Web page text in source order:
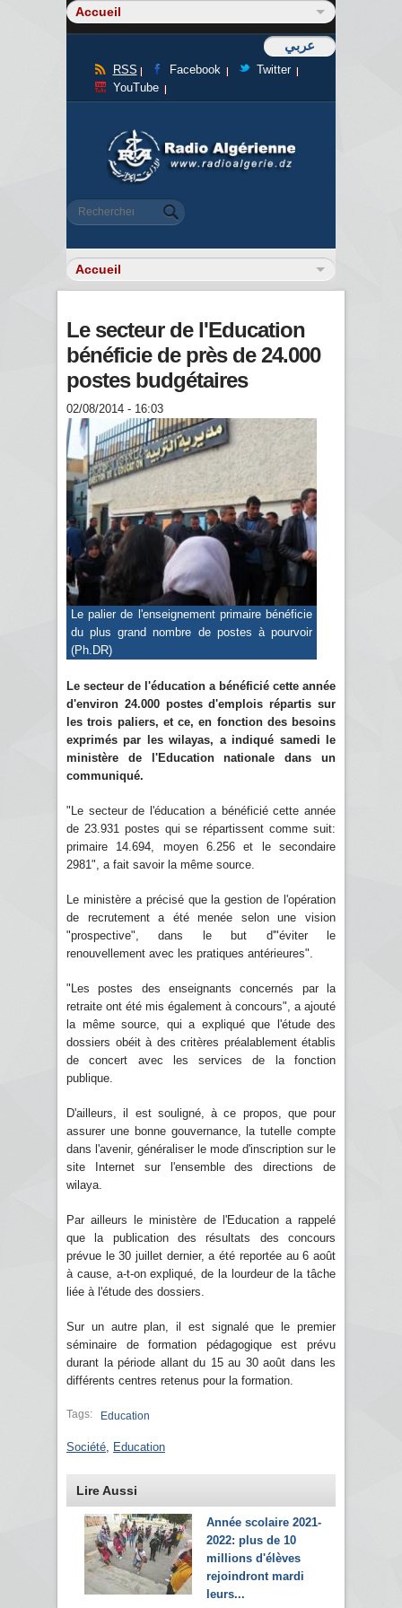
عربي
RSS Facebook
Twitter
YouTube
Formulaire de recherche
Rechercher
Le secteur de l'Education
bénéficie de près de 24.000
postes budgétaires
02/08/2014 - 16:03
Le palier de l'enseignement primaire bénéficie
du plus grand nombre de postes à pourvoir
(Ph.DR)
Le secteur de l'éducation a bénéficié cette année
d'environ 24.000 postes d'emplois répartis sur
les trois paliers, et ce, en fonction des besoins
exprimés par les wilayas, a indiqué samedi le
ministère de l'Education nationale dans un
communiqué.
"Le secteur de l'éducation a bénéficié cette année
de 23.931 postes qui se répartissent comme suit:
primaire 14.694, moyen 6.256 et le secondaire
2981", a fait savoir la même source.
Le ministère a précisé que la gestion de l'opération
de recrutement a été menée selon une vision
"prospective", dans le but d'"éviter le
renouvellement avec les pratiques antérieures".
"Les postes des enseignants concernés par la
retraite ont été mis également à concours", a ajouté
la même source, qui a expliqué que l'étude des
dossiers obéit à des critères préalablement établis
de concert avec les services de la fonction
publique.
D'ailleurs, il est souligné, à ce propos, que pour
assurer une bonne gouvernance, la tutelle compte
dans l'avenir, généraliser le mode d'inscription sur le
site Internet sur l'ensemble des directions de
wilaya.
Par ailleurs le ministère de l'Education a rappelé
que la publication des résultats des concours
prévue le 30 juillet dernier, a été reportée au 6 août
à cause, a-t-on expliqué, de la lourdeur de la tâche
liée à l'étude des dossiers.
Sur un autre plan, il est signalé que le premier
séminaire de formation pédagogique est prévu
durant la période allant du 15 au 30 août dans les
différents centres retenus pour la formation.
Tags: Education
Société Education
Lire Aussi
Année scolaire 2021-
2022: plus de 10
millions d'élèves
rejoindront mardi
leurs...